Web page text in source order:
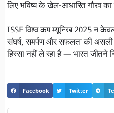
लिए भविष्य के खेल-आधारित गौरव का
ISSF विश्व कप म्यूनिख 2025 न
संघर्ष, समर्पण और सफलता की असली
हिस्सा नहीं ले रहा है — भारत जीतने
Facebook Twitter